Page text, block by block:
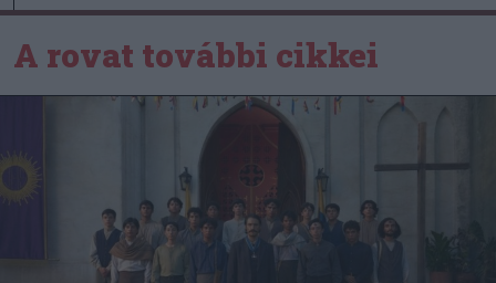
A rovat további cikkei